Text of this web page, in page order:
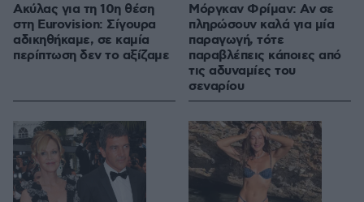
Ακύλας για τη 10η θέση
στη Eurovision: Σίγουρα
αδικηθήκαμε, σε καμία
περίπτωση δεν το αξίζαμε
Μόργκαν Φρίμαν: Αν σε
πληρώσουν καλά για μία
παραγωγή, τότε
παραβλέπεις κάποιες από
τις αδυναμίες του
σεναρίου